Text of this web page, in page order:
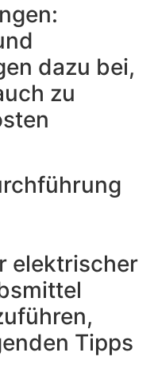
dazu bei,
zu
elektrischer
Tipps